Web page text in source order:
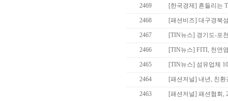
2469 [한국경제] 흔들리는
2468 [패션비즈] 대구경북
2467 [TIN뉴스] 경기도-포
2466 [TIN뉴스] FITI, 천연
2465 [TIN뉴스] 섬유업체
2464 [패션저널] 내년, 친
2463 [패션저널] 패션협회,